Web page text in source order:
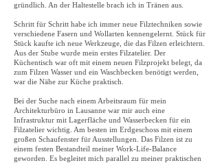
gründlich. An der Haltestelle brach ich in Tränen aus.
Schritt für Schritt habe ich immer neue Filztechniken sowie
verschiedene Fasern und Wollarten kennengelernt. Stück für
Stück kaufte ich neue Werkzeuge, die das Filzen erleichtern.
Aus der Stube wurde mein erstes Filzatelier. Der
Küchentisch war oft mit einem neuen Filzprojekt belegt, da
zum Filzen Wasser und ein Waschbecken benötigt werden,
war die Nähe zur Küche praktisch.
Bei der Suche nach einem Arbeitsraum für mein
Architekturbüro in Lausanne war mir auch eine
Infrastruktur mit Lagerfläche und Wasserbecken für ein
Filzatelier wichtig. Am besten im Erdgeschoss mit einem
großen Schaufenster für Ausstellungen. Das Filzen ist zu
einem festen Bestandteil meiner Work-Life-Balance
geworden. Es begleitet mich parallel zu meiner praktischen